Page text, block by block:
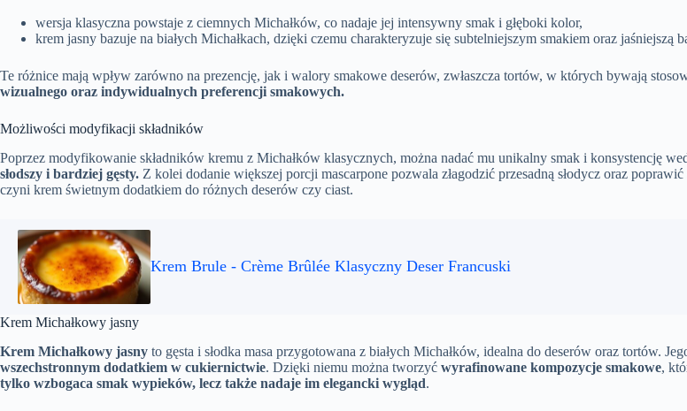
wersja klasyczna powstaje z ciemnych Michałków, co nadaje jej intensywny smak i głęboki kolor,
krem jasny bazuje na białych Michałkach, dzięki czemu charakteryzuje się subtelniejszym smakiem oraz jaśniejszą
Te różnice mają wpływ zarówno na prezencję, jak i walory smakowe deserów, zwłaszcza tortów, w których bywają
wizualnego oraz indywidualnych preferencji smakowych.
Możliwości modyfikacji składników
Poprzez modyfikowanie składników kremu z Michałków klasycznych, można nadać mu unikalny smak i konsystencję
słodszy i bardziej gęsty. Z kolei dodanie większej porcji mascarpone pozwala złagodzić przesadną słodycz oraz
czyni krem świetnym dodatkiem do różnych deserów czy ciast.
Krem Brule - Crème Brûlée Klasyczny Deser Francuski
Krem Michałkowy jasny
Krem Michałkowy jasny to gęsta i słodka masa przygotowana z białych Michałków, idealna do deserów oraz tortów.
wszechstronnym dodatkiem w cukiernictwie. Dzięki niemu można tworzyć wyrafinowane kompozycje smakowe,
tylko wzbogaca smak wypieków, lecz także nadaje im elegancki wygląd.